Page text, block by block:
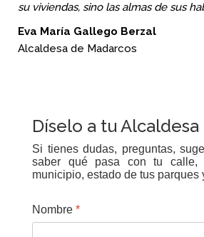
su viviendas, sino las almas de sus
Eva María Gallego Berzal
Alcaldesa de Madarcos
Díselo a tu Alcaldesa
Si tienes dudas, preguntas,
saber qué pasa con tu calle,
municipio, estado de tus parques
Nombre *